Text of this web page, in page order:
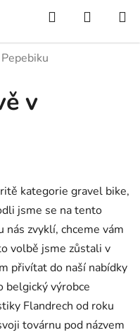
Hledat
KOŠÍK
v
kategorie gravel bike,
jsme se na tento
zvyklí, chceme vám
volbě jsme zůstali v
přivítat do naší nabídky
belgický výrobce
Flandrech od roku
továrnu pod názvem